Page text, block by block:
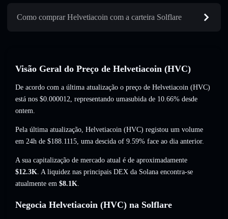
Como comprar Helvetiacoin com a carteira Solflare
Visão Geral do Preço de Helvetiacoin (HVC)
De acordo com a última atualização o preço de Helvetiacoin (HVC)
está nos $0.000012, representando umasubida de 10.66% desde
ontem.
Pela última atualização, Helvetiacoin (HVC) registou um volume
em 24h de $188.1115, uma descida of 9.59% face ao dia anterior.
A sua capitalização de mercado atual é de aproximadamente
$12.3K. A liquidez nas principais DEX da Solana encontra-se
atualmente em $8.1K.
Negocia Helvetiacoin (HVC) na Solflare